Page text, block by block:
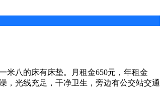
米八的床有床垫。月租金650元，年租金
，光线充足，干净卫生，旁边有公交站交通